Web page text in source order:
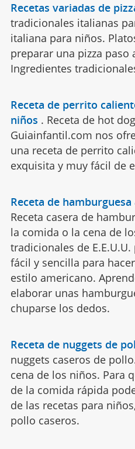
Recetas variadas de
tradicionales italianas
italiana para niños.
preparar una pizza paso
Ingredientes
Receta de perrito
niños . Receta de hot
Guiainfantil.com nos
una receta de perrito
exquisita y muy fácil de
Receta de
Receta casera de
la comida o la cena de
tradicionales de
fácil y sencilla para
estilo americano.
elaborar unas
chuparse los dedos.
Receta de nuggets de
nuggets caseros de
cena de los niños. Para
de la comida rápida
de las recetas para
pollo caseros.